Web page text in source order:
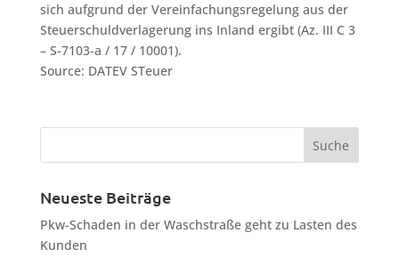
sich aufgrund der Vereinfachungsregelung aus der
Steuerschuldverlagerung ins Inland ergibt (Az. III C 3
– S-7103-a / 17 / 10001).
Source: DATEV STeuer
Neueste Beiträge
Pkw-Schaden in der Waschstraße geht zu Lasten des
Kunden